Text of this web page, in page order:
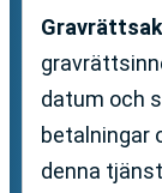
datum och
betalningar
denna